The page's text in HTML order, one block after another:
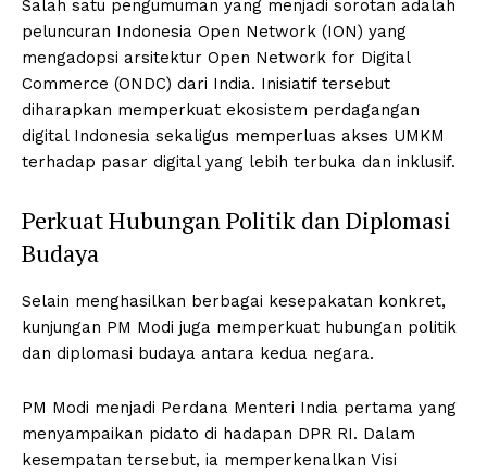
Salah satu pengumuman yang menjadi sorotan adalah
peluncuran Indonesia Open Network (ION) yang
mengadopsi arsitektur Open Network for Digital
Commerce (ONDC) dari India. Inisiatif tersebut
diharapkan memperkuat ekosistem perdagangan
digital Indonesia sekaligus memperluas akses UMKM
terhadap pasar digital yang lebih terbuka dan inklusif.
Perkuat Hubungan Politik dan Diplomasi
Budaya
Selain menghasilkan berbagai kesepakatan konkret,
kunjungan PM Modi juga memperkuat hubungan politik
dan diplomasi budaya antara kedua negara.
PM Modi menjadi Perdana Menteri India pertama yang
menyampaikan pidato di hadapan DPR RI. Dalam
kesempatan tersebut, ia memperkenalkan Visi